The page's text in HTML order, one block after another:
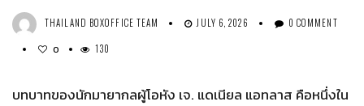
THAILAND BOXOFFICE TEAM JULY 6, 2026 0 COMMENT
0 130
บทบาทของนักมายากลผู้โอหัง เจ. แดเนียล แอทลาส คือหนึ่งใน